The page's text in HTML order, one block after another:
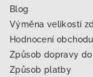
Blog
Výměna velikostí
Hodnocení obchodu
Způsob dopravy do
Způsob platby